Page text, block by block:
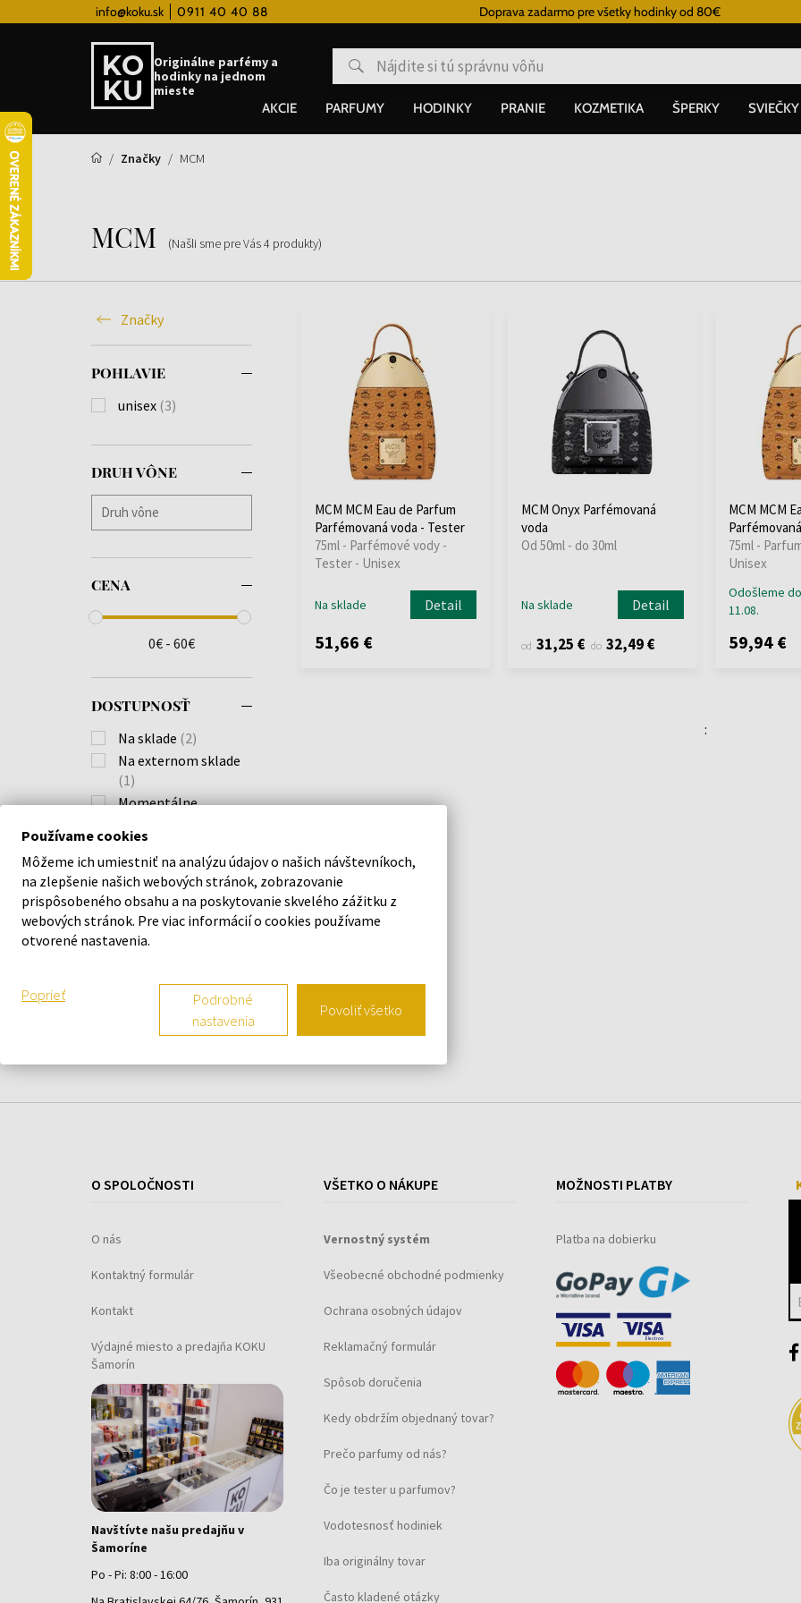
info@koku.sk 0911 40 40 88Vernostný systém Doprava zadarmo pre všetky hodinky od 80€
Originálne parfémy a
hodinky na jednom
mieste
AKCIE PARFUMY HODINKY PRANIE KOZMETIKA ŠPERKY SVIEČKY
Značky MCM
MCM (Našli sme pre Vás4 produkty)
Značky
POHLAVIE
unisex (3)
DRUH VÔNE
CENA
0€ - 60€
DOSTUPNOSŤ
Na sklade (2)
Na externom sklade
(1)
Momentálne
OBJEM
30ml - 75ml
MCM MCM Eau de Parfum
Parfémovaná voda - Tester
75ml - Parfémové vody -
Tester - Unisex
Na sklade Detail
51,66 €
MCM Onyx Parfémovaná
voda
Od 50ml - do 30ml
Na sklade Detail
od 31,25 € do 32,49 €
MCM MCM
75ml -
Unisex
Odošleme do
11.08.
59,94 €
:
O SPOLOČNOSTI
O nás
Kontaktný formulár
Kontakt
Výdajné miesto a predajňa KOKU
Šamorín
Navštívte našu predajňu v
Šamoríne
Po - Pi: 8:00 - 16:00
VŠETKO O NÁKUPE
Vernostný systém
Všeobecné obchodné podmienky
Ochrana osobných údajov
Reklamačný formulár
Spôsob doručenia
Kedy obdržím objednaný tovar?
Prečo parfumy od nás?
Čo je tester u parfumov?
Vodotesnosť hodiniek
Iba originálny tovar
Často kladené otázky
MOŽNOSTI PLATBY
Platba na dobierku
Používame cookies
Môžeme ich umiestniť na analýzu údajov o našich návštevníkoch,
na zlepšenie našich webových stránok, zobrazovanie
prispôsobeného obsahu a na poskytovanie skvelého zážitku z
webových stránok. Pre viac informácií o cookies používame
otvorené nastavenia.
Poprieť
Podrobné
nastavenia
Povoliť všetko